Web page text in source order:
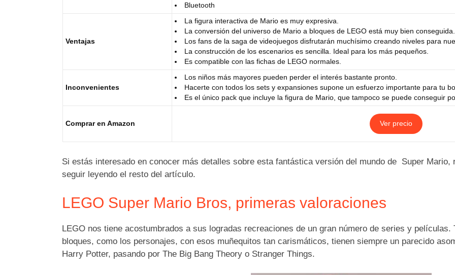
Bluetooth
Ventajas
La figura interactiva de Mario es muy expresiva.
La conversión del universo de Mario a bloques de LEGO está muy bien conseguida.
Los fans de la saga de videojuegos disfrutarán muchísimo creando niveles para
La construcción de los escenarios es sencilla. Ideal para los más pequeños.
Es compatible con las fichas de LEGO normales.
Inconvenientes
Los niños más mayores pueden perder el interés bastante pronto.
Hacerte con todos los sets y expansiones supone un esfuerzo importante para tu
Es el único pack que incluye la figura de Mario, que tampoco se puede conseguir
Comprar en Amazon Ver precio
Si estás interesado en conocer más detalles sobre esta fantástica versión del mundo de Super Mario,
seguir leyendo el resto del artículo.
LEGO Super Mario Bros, primeras valoraciones
LEGO nos tiene acostumbrados a sus logradas recreaciones de un gran número de series y
bloques, como los personajes, con esos muñequitos tan carismáticos, tienen siempre un parecido
Harry Potter, pasando por The Big Bang Theory o Stranger Things.